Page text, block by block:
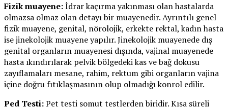
Fizik muayene:İdrar kaçırma yakınması olan hastalarda
olmazsa olmaz olan detayı bir muayenedir. Ayrıntılı genel
fizik muayene, genital, nörolojik, erkekte rektal, kadın hasta
ise jinekolojik muayene yapılır. Jinekolojik muayenede dış
genital organların muayenesi dışında, vajinal muayenede
hasta ıkındırılarak pelvik bölgedeki kas ve bağ dokusu
zayıflamaları mesane, rahim, rektum gibi organların vajina
içine doğru fıtıklaşmasının olup olmadığı konrol edilir.
Ped Testi:Pet testi somut testlerden biridir. Kısa süreli